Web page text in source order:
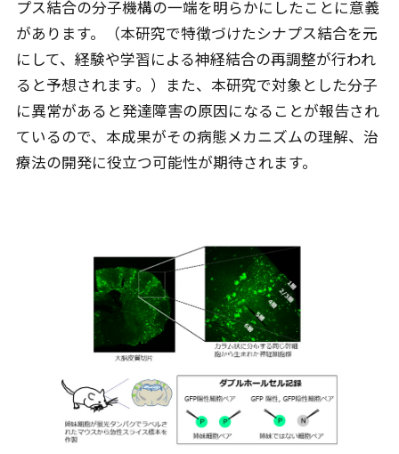
プス結合の分子機構の一端を明らかにしたことに意義
があります。（本研究で特徴づけたシナプス結合を元
にして、経験や学習による神経結合の再調整が行われ
ると予想されます。）また、本研究で対象とした分子
に異常があると発達障害の原因になることが報告され
ているので、本成果がその病態メカニズムの理解、治
療法の開発に役立つ可能性が期待されます。